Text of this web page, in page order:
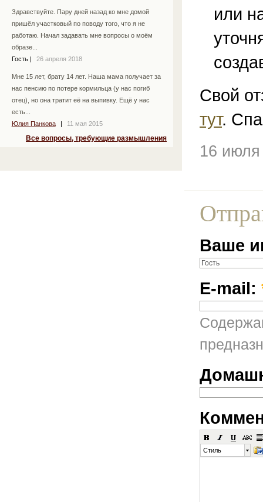
Здравствуйте. Пару дней назад ко мне домой
пришёл участковый по поводу того, что я не
работаю. Начал задавать мне вопросы о моём
образе...
Гость
26 апреля 2018
Мне 15 лет, брату 14 лет. Наша мама получает за
нас пенсию по потере кормильца (у нас погиб
отец), но она тратит её на выпивку. Ещё у нас
есть...
Юлия Панкова
11 мая 2015
Все вопросы, требующие размышления
или
Свой
тут.
16
Ваше
E-mail:
Стиль